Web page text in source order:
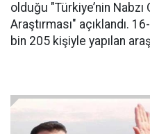
olduğu "Türkiye’nin Nabzı
Araştırması" açıklandı.
bin 205 kişiyle yapılan